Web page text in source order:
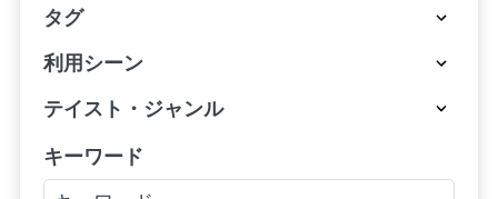
タグ
利用シーン
テイスト・ジャンル
キーワード